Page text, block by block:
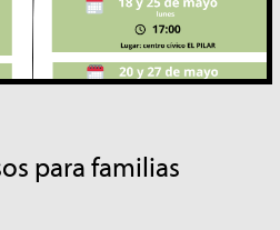
para familias